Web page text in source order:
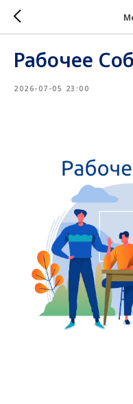
Рабочее
2026-07-05 23:00